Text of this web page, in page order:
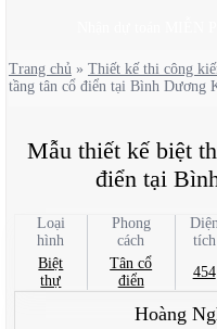
Trang chủ » Thiết kế thi công
tầng tân cổ điển tại Bình Dương
Mẫu thiết kế biệt
điển tại
Loại
hình
Biệt
thự
Phong
cách
Tân cổ
điển
Diện
tích
454
Hoàng